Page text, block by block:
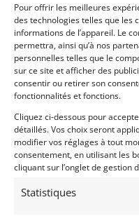
Pour offrir les meilleures
des technologies telles que les
informations de l’appareil. Le
permettra, ainsi qu’à nos
personnelles telles que le
sur ce site et afficher des
consentir ou retirer son
fonctionnalités et fonctions.
Cliquez ci-dessous pour
détaillés. Vos choix seront
modifier vos réglages à tout
consentement, en utilisant les
cliquant sur l’onglet de gestion
Statistiques